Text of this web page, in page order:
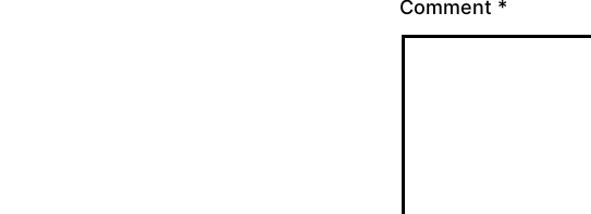
Comment *